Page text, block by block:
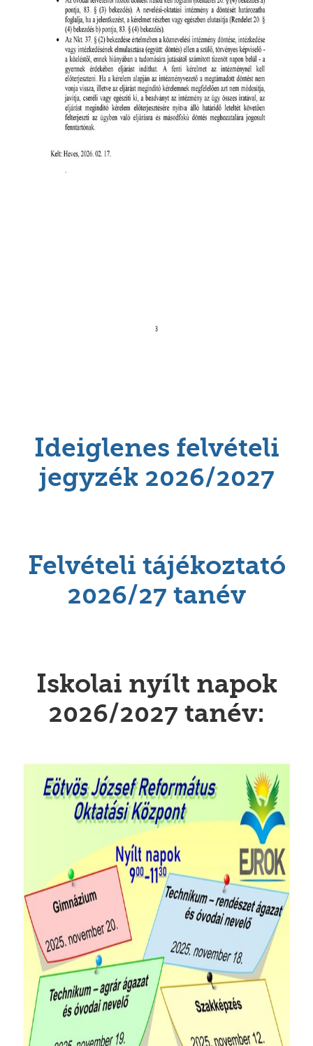
Ideiglenes felvételi
jegyzék 2026/2027
Felvételi tájékoztató
2026/27 tanév
Iskolai nyílt napok
2026/2027 tanév: